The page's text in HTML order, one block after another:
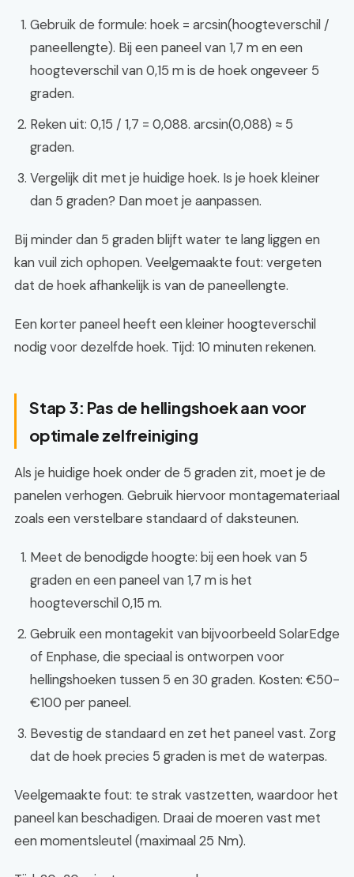
Gebruik de formule: hoek = arcsin(hoogteverschil /
paneellengte). Bij een paneel van 1,7 m en een
hoogteverschil van 0,15 m is de hoek ongeveer 5
graden.
Reken uit: 0,15 / 1,7 = 0,088. arcsin(0,088) ≈ 5
graden.
Vergelijk dit met je huidige hoek. Is je hoek kleiner
dan 5 graden? Dan moet je aanpassen.
Bij minder dan 5 graden blijft water te lang liggen en
kan vuil zich ophopen. Veelgemaakte fout: vergeten
dat de hoek afhankelijk is van de paneellengte.
Een korter paneel heeft een kleiner hoogteverschil
nodig voor dezelfde hoek. Tijd: 10 minuten rekenen.
Stap 3: Pas de hellingshoek aan voor
optimale zelfreiniging
Als je huidige hoek onder de 5 graden zit, moet je de
panelen verhogen. Gebruik hiervoor montagemateriaal
zoals een verstelbare standaard of daksteunen.
Meet de benodigde hoogte: bij een hoek van 5
graden en een paneel van 1,7 m is het
hoogteverschil 0,15 m.
Gebruik een montagekit van bijvoorbeeld SolarEdge
of Enphase, die speciaal is ontworpen voor
hellingshoeken tussen 5 en 30 graden. Kosten: €50-
€100 per paneel.
Bevestig de standaard en zet het paneel vast. Zorg
dat de hoek precies 5 graden is met de waterpas.
Veelgemaakte fout: te strak vastzetten, waardoor het
paneel kan beschadigen. Draai de moeren vast met
een momentsleutel (maximaal 25 Nm).